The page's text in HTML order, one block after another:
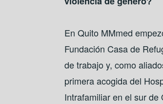
En Quito MMmed
Fundación Casa de
de trabajo y, como
primera acogida del
Intrafamiliar en el sur